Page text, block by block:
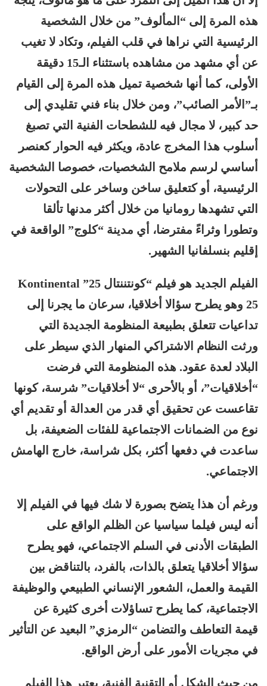
هذه المرة إلى “المألوف” من خلال الشخصية
الرئيسية التي نراها في قلب الفيلم، وتكاد لا تغيب
عن أي مشهد من مشاهده باستثناء الـ15 دقيقة
الأولى، كما أنها شخصية تميل هذه المرة إلى القيام
بـ”الأمر الصائب”، ومن خلال بناء فني تقليدي إلى
حد كبير، لا مجال فيه للشطحات الفنية التي تصبغ
أسلوب هذا المخرج عادة، ويكثر فيه الحوار كعنصر
أساسي لرسم ملامح الشخصيات، خصوصا الشخصية
الرئيسية، أو كتعليق ساخن وساخر على التحولات
التي تشهدها رومانيا من خلال أكثر مدنها تألقا
وتطورا وثراءً مفترضا، أي مدينة “كلوج” الواقعة في
إقليم بنسلفانيا الشهير.
الفيلم الجديد هو فيلم “كونتننتال 25” Kontinental
25 وهو يطرح سؤالا أخلاقيا، سرعان ما يجرنا إلى
تداعيات تتعلق بطبيعة المنظومة الجديدة التي
ورثت النظام الاشتراكي المنهار الذي سيطر على
البلاد لعدة عقود. هذه المنظومة التي فرضت
“أخلاقيات”، أو بالأحرى “لا أخلاقيات” شرسة، كونها
تقاعست عن تحقيق أي قدر من العدالة أو تقديم أي
نوع من الضمانات الاجتماعية للفئات الضعيفة، بل
ساعدت في دفعها أكثر، بكل شراسة، خارج الهامش
الاجتماعي.
ورغم أن هذا يتضح بصورة لا شك فيها في الفيلم إلا
أنه ليس فيلما سياسيا عن الظلم الواقع على
الطبقات الأدنى في السلم الاجتماعي، فهو يطرح
سؤالا أخلاقيا يتعلق بالذات، بالفرد، بالتناقض بين
القيمة والعمل، الشعور الإنساني الطبيعي والوظيفة
الاجتماعية، كما يطرح تساؤلات أخرى كثيرة عن
قيمة التعاطف والتضامن “الرمزي” البعيد عن التأثير
في مجريات الأمور على أرض الواقع.
من حيث الشكل أو التقنية الفنية، يعتبر هذا الفيلم